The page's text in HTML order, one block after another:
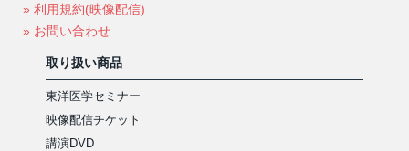
» 利用規約(映像配信)
» お問い合わせ
取り扱い商品
東洋医学セミナー
映像配信チケット
講演DVD